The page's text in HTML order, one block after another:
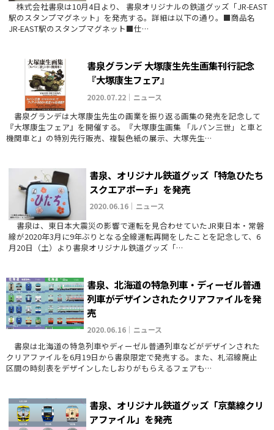
株式会社書泉は10月4日より、 書泉オリジナルの鉄道グッズ「JR-EAST
駅のスタンプマグネット」を発売する。詳細は以下の通り。■商品名
JR-EAST駅のスタンプマグネット■仕…
書泉グランデ 大塚康生先生画集刊行記念
『大塚康生フェア』
2020.07.22｜ニュース
書泉グランデは大塚康生先生の画業を振り返る画集の発売を記念して
『大塚康生フェア』を開催する。『大塚康生画集 「ルパン三世」と車と
機関車と』の特別先行販売、複製色紙の展示、大塚先生…
書泉、オリジナル鉄道グッズ「特急ひたち
スクエアポーチ」を発売
2020.06.16｜ニュース
書泉は、東日本大震災の影響で運転を見合わせていたJR東日本・常磐
線が2020年3月に9年ぶりとなる全線運転再開をしたことを記念して、6
月20日（土）より書泉オリジナル鉄道グッズ「…
書泉、北海道の特急列車・ディーゼル普通
列車がデザインされたクリアファイルを発
売
2020.06.16｜ニュース
書泉は北海道の特急列車やディーゼル普通列車などがデザインされた
クリアファイルを6月19日から書泉限定で発売する。また、札沼線廃止
区間の時刻表をデザインしたしおりがもらえるフェアも…
書泉、オリジナル鉄道グッズ「京葉線クリ
アファイル」を発売